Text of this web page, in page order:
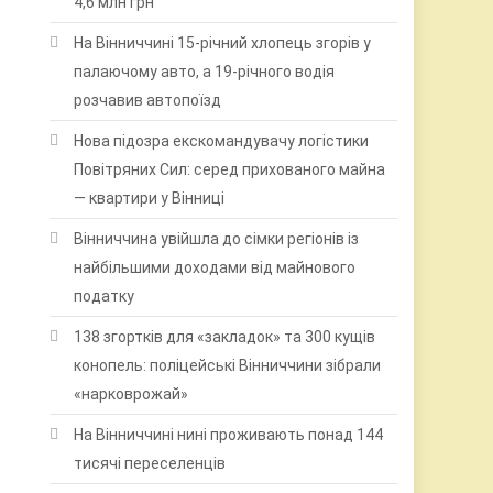
На Вінниччині 15-річний хлопець згорів у
палаючому авто, а 19-річного водія
розчавив автопоїзд
Нова підозра екскомандувачу логістики
Повітряних Сил: серед прихованого майна
— квартири у Вінниці
Вінниччина увійшла до сімки регіонів із
найбільшими доходами від майнового
податку
138 згортків для «закладок» та 300 кущів
конопель: поліцейські Вінниччини зібрали
«нарковрожай»
На Вінниччині нині проживають понад 144
тисячі переселенців